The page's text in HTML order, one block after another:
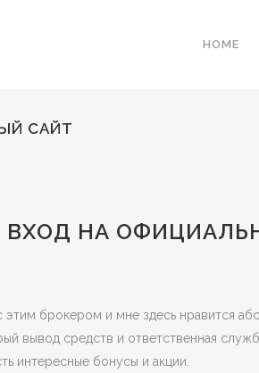
HOME
САЙТ
НА
брокером и мне здесь нравится
вывод средств и ответственная
интересные бонусы и акции.